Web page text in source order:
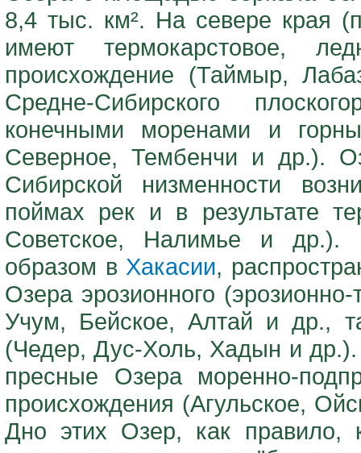
8,4 тыс. км². На севере края
имеют термокарстовое,
происхождение (Таймыр,
Средне-Сибирского
конечными моренами и
Северное, Тембенчи и др.).
Сибирской низменности
поймах рек и в результате
Советское, Налимье и др.).
образом в Хакасии,
Озера эрозионного
Учум, Бейское, Алтай и др.,
(Чедер, Дус-Холь, Хадын и
пресные Озера моренно-
происхождения (Агульское,
Дно этих Озер, как правило,